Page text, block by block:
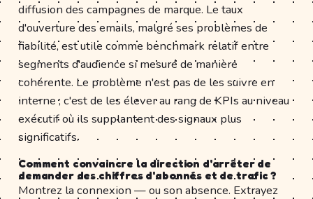
diffusion des campagnes de marque. Le taux
d'ouverture des emails, malgré ses problèmes de
fiabilité, est utile comme benchmark relatif entre
segments d'audience si mesuré de manière
cohérente. Le problème n'est pas de les suivre en
interne ; c'est de les élever au rang de KPIs au niveau
exécutif où ils supplantent des signaux plus
significatifs.
Comment convaincre la direction d'arrêter de
demander des chiffres d'abonnés et de trafic ?
Montrez la connexion — ou son absence. Extrayez